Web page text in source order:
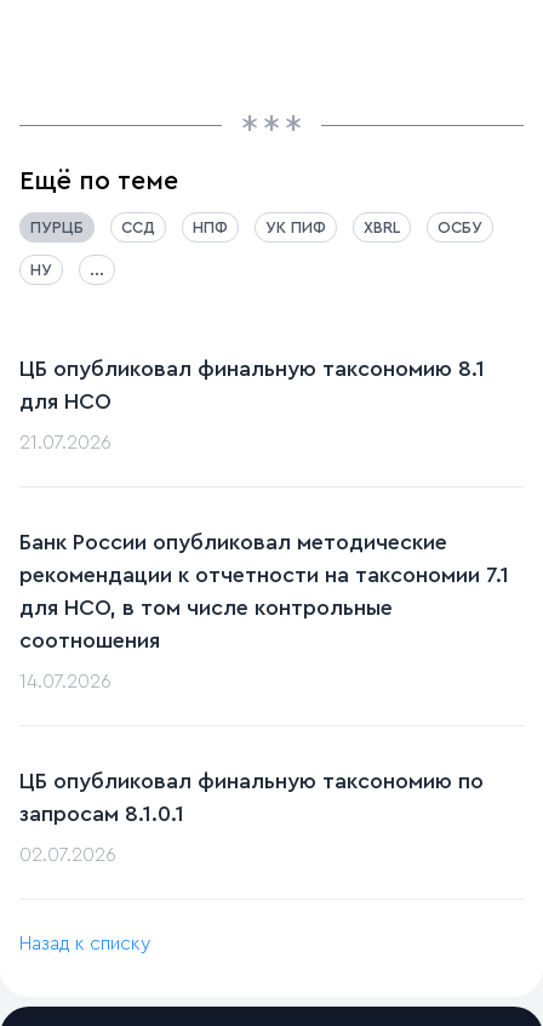
Ещё по теме
ПУРЦБ ССД НПФ УК ПИФ XBRL ОСБУ
НУ ...
ЦБ опубликовал финальную таксономию 8.1
для НСО
21.07.2026
Банк России опубликовал методические
рекомендации к отчетности на таксономии 7.1
для НСО, в том числе контрольные
соотношения
14.07.2026
ЦБ опубликовал финальную таксономию по
запросам 8.1.0.1
02.07.2026
Назад к списку